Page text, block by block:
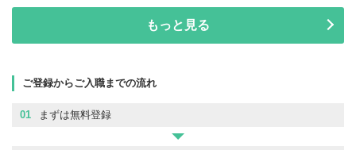
もっと見る
ご登録からご入職までの流れ
01 まずは無料登録